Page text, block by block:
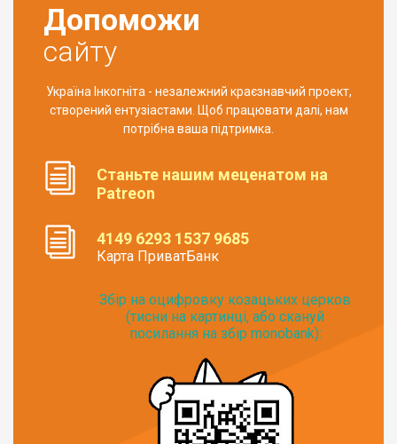
Допоможи
сайту
Україна Інкогніта - незалежний краєзнавчий проект,
створений ентузіастами. Щоб працювати далі, нам
потрібна ваша підтримка.
Станьте нашим меценатом на
Patreon
4149 6293 1537 9685
Карта ПриватБанк
Збір на оцифровку козацьких церков
(тисни на картинці, або скануй
посилання на збір monobank):